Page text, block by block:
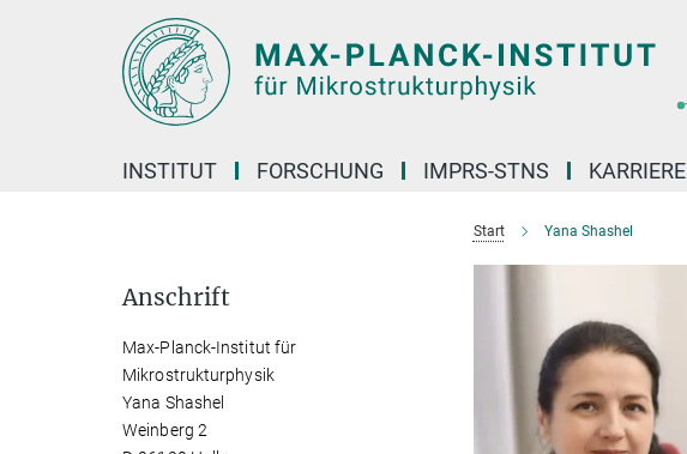
INSTITUT FORSCHUNG IMPRS-STNS KARRIERE
Start Yana Shashel
Anschrift
Max-Planck-Institut für
Mikrostrukturphysik
Yana Shashel
Weinberg 2